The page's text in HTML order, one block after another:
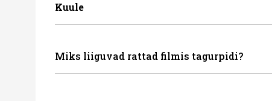
Kuule
Miks liiguvad rattad filmis tagurpidi?